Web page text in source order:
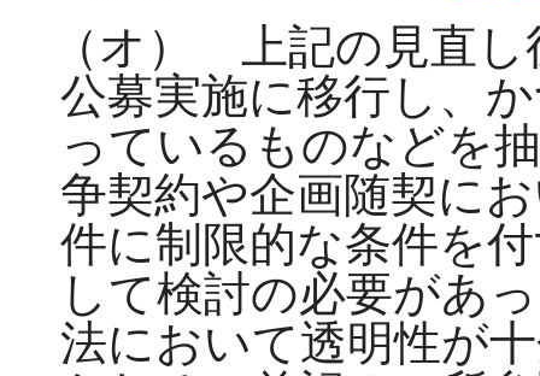
（オ） 上記の見直し
公募実施に移行し、
っているものなどを
争契約や企画随契に
件に制限的な条件を
して検討の必要があ
法において透明性が